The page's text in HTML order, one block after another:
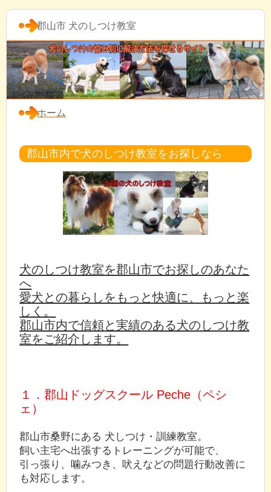
郡山市 犬のしつけ教室
ホーム
郡山市内で犬のしつけ教室をお探しなら
犬のしつけ教室を郡山市でお探しのあなた
へ
愛犬との暮らしをもっと快適に、もっと楽
しく。
郡山市内で信頼と実績のある犬のしつけ教
室をご紹介します。
１．郡山ドッグスクール Peche（ペシ
ェ）
郡山市桑野にある 犬しつけ・訓練教室。
飼い主宅へ出張するトレーニングが可能で、
引っ張り、噛みつき、吠えなどの問題行動改善に
も対応します。